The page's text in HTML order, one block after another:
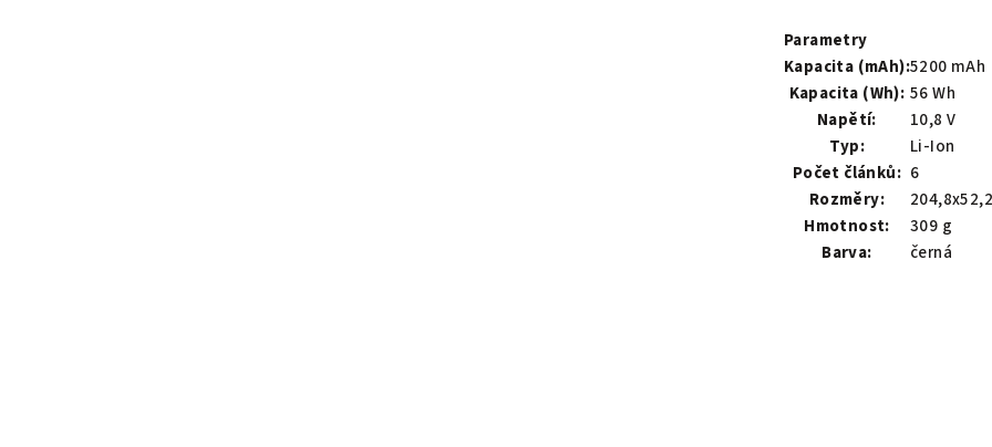
Parametry
Kapacita (mAh):5200 mAh
Kapacita (Wh): 56 Wh
Napětí:
10,8 V
Typ:
Li-Ion
Počet článků: 6
Rozměry:
Hmotnost:
309 g
Barva:
černá